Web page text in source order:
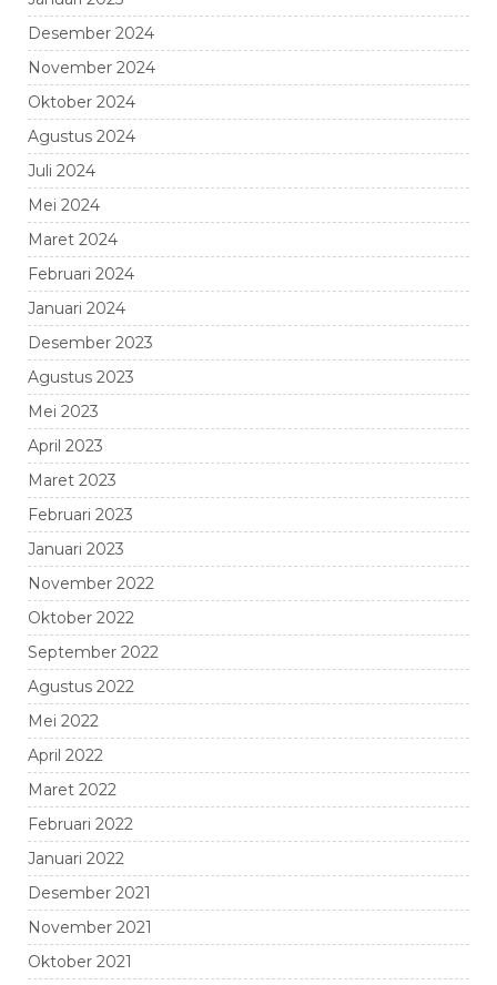
Desember 2024
November 2024
Oktober 2024
Agustus 2024
Juli 2024
Mei 2024
Maret 2024
Februari 2024
Januari 2024
Desember 2023
Agustus 2023
Mei 2023
April 2023
Maret 2023
Februari 2023
Januari 2023
November 2022
Oktober 2022
September 2022
Agustus 2022
Mei 2022
April 2022
Maret 2022
Februari 2022
Januari 2022
Desember 2021
November 2021
Oktober 2021